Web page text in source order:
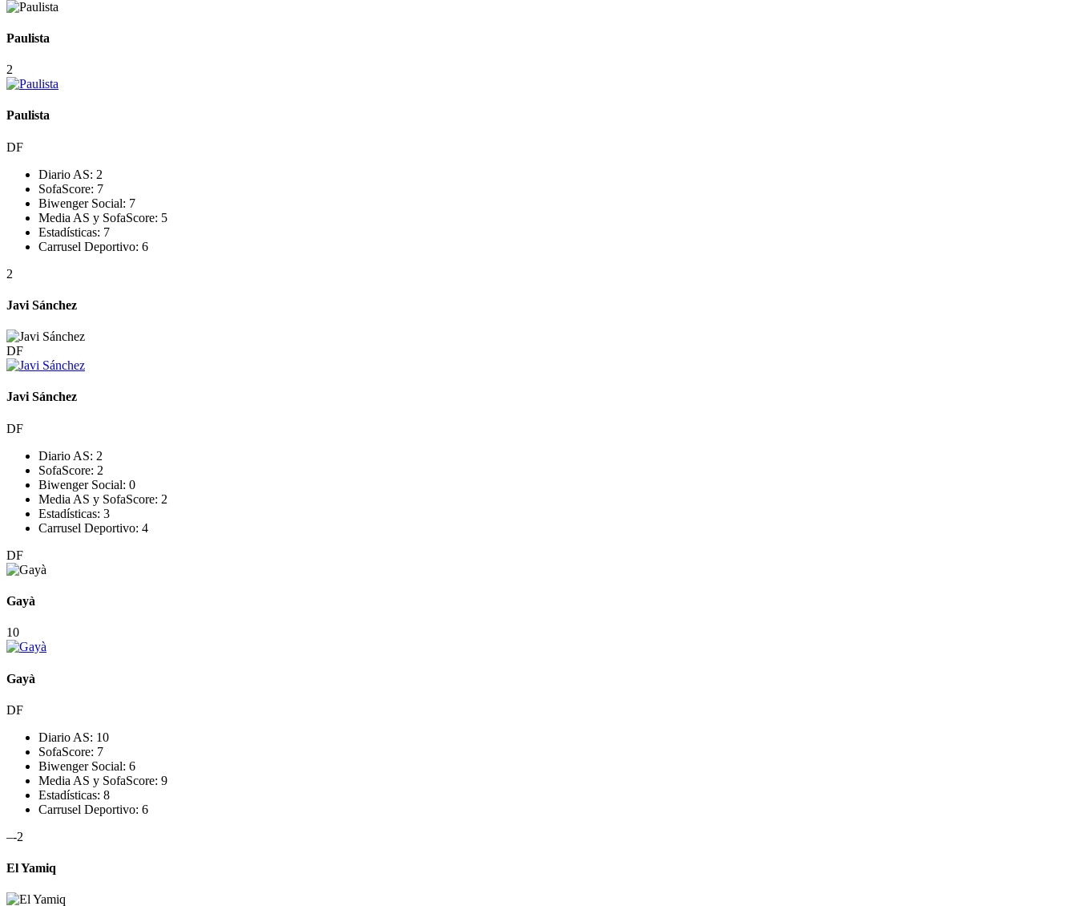
Paulista
2
Paulista
DF
Diario AS: 2
SofaScore: 7
Biwenger Social: 7
Media AS y SofaScore: 5
Estadísticas: 7
Carrusel Deportivo: 6
2
Javi Sánchez
DF
Javi Sánchez
DF
Diario AS: 2
SofaScore: 2
Biwenger Social: 0
Media AS y SofaScore: 2
Estadísticas: 3
Carrusel Deportivo: 4
DF
Gayà
10
Gayà
DF
Diario AS: 10
SofaScore: 7
Biwenger Social: 6
Media AS y SofaScore: 9
Estadísticas: 8
Carrusel Deportivo: 6
–-2
El Yamiq